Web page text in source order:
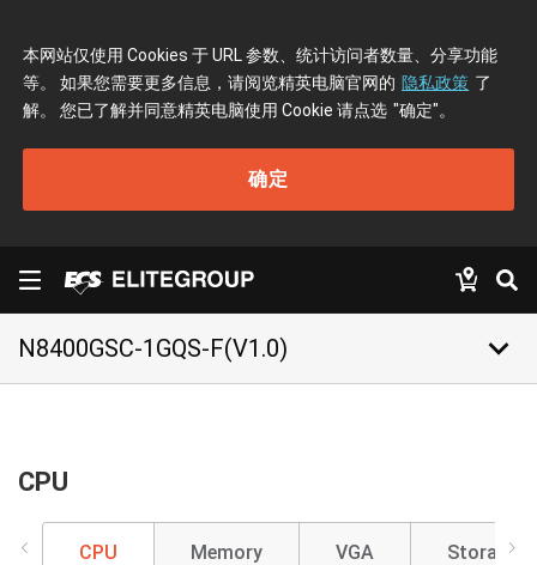
本网站仅使用 Cookies 于 URL 参数、统计访问者数量、分享功能
等。 如果您需要更多信息，请阅览精英电脑官网的 隐私政策 了
解。 您已了解并同意精英电脑使用 Cookie 请点选 "确定"。
确定
N8400GSC-1GQS-F(V1.0) keyboard_arrow_down
CPU
CPU Memory VGA Storage